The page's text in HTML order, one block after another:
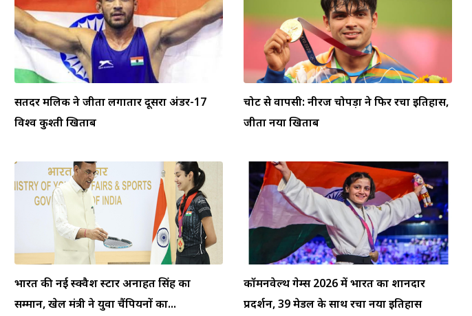
सतिंदर मलिक ने जीता लगातार दूसरा अंडर-17
विश्व कुश्ती खिताब
चोट से वापसी: नीरज चोपड़ा ने फिर रचा इतिहास,
जीता नया खिताब
भारत की नई स्क्वैश स्टार अनाहत सिंह का
सम्मान, खेल मंत्री ने युवा चैंपियनों का...
कॉमनवेल्थ गेम्स 2026 में भारत का शानदार
प्रदर्शन, 39 मेडल के साथ रचा नया इतिहास